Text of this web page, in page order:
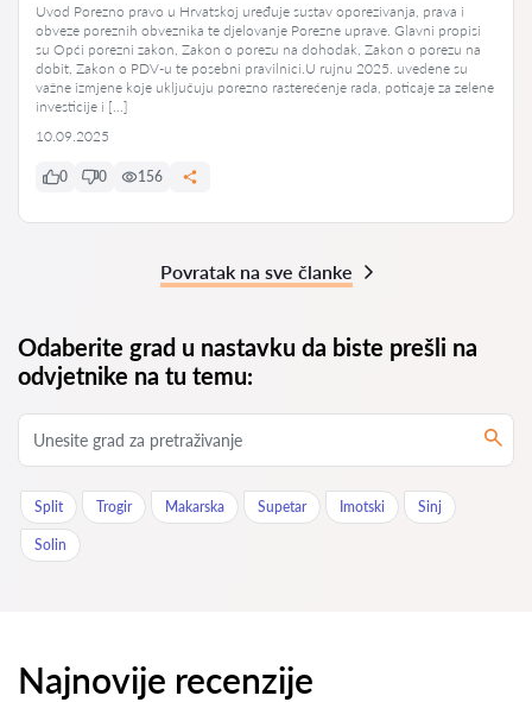
Uvod Porezno pravo u Hrvatskoj uređuje sustav oporezivanja, prava i
obveze poreznih obveznika te djelovanje Porezne uprave. Glavni propisi
su Opći porezni zakon, Zakon o porezu na dohodak, Zakon o porezu na
dobit, Zakon o PDV-u te posebni pravilnici.U rujnu 2025. uvedene su
važne izmjene koje uključuju porezno rasterećenje rada, poticaje za zelene
investicije i […]
10.09.2025
0 0 156
Povratak na sve članke
Odaberite grad u nastavku da biste prešli na
odvjetnike na tu temu:
Split Trogir Makarska Supetar Imotski Sinj
Solin
Najnovije recenzije